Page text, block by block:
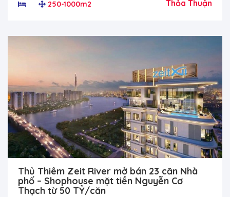
250-1000m2 Thỏa Thuận
Thủ Thiêm Zeit River mở bán 23 căn Nhà
phố – Shophouse mặt tiền Nguyễn Cơ
Thạch từ 50 TỶ/căn